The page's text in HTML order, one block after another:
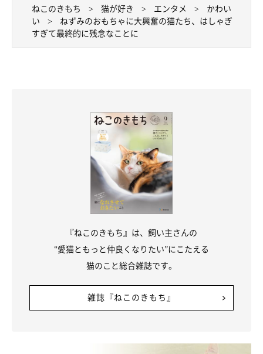
ねこのきもち 猫が好き エンタメ
かわい
い
ねずみのおもちゃに大興奮の猫たち、はしゃぎ
すぎて最終的に残念なことに
『ねこのきもち』は、飼い主さんの
“愛猫ともっと仲良くなりたい”にこたえる
猫のこと総合雑誌です。
雑誌『ねこのきもち』